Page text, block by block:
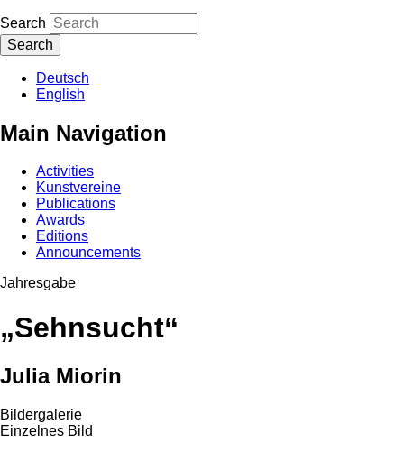
Search
Deutsch
English
Main Navigation
Activities
Kunstvereine
Publications
Awards
Editions
Announcements
Jahresgabe
„Sehnsucht“
Julia Miorin
Bildergalerie
Einzelnes Bild